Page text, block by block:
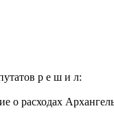
р е ш и л:
о расходах